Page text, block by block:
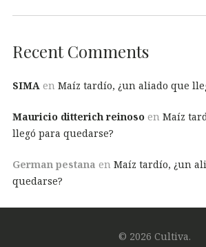
Recent Comments
SIMA en Maíz tardío, ¿un aliado que
Mauricio ditterich reinoso en Maíz
llegó para quedarse?
German pestana en Maíz tardío, ¿un
quedarse?
© 2026 Cultiva.